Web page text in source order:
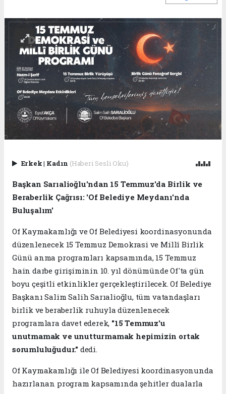
Erkek| Kadın (Haberi Sesli Oku)
Başkan Sarıalioğlu'ndan 15 Temmuz'da Birlik ve
Beraberlik Çağrısı: 'Of Belediye Meydanı'nda
Buluşalım'
Of Kaymakamlığı ve Of Belediyesi koordinasyonunda
düzenlenecek 15 Temmuz Demokrasi ve Millî Birlik
Günü anma programları kapsamında, 15 Temmuz
hain darbe girişiminin 10. yıl dönümünde Of'ta gün
boyu çeşitli etkinlikler gerçekleştirilecek. Of Belediye
Başkanı Salim Salih Sarıalioğlu, tüm vatandaşları
birlik ve beraberlik ruhuyla düzenlenecek
programlara davet ederek, "15 Temmuz'u
unutmamak ve unutturmamak hepimizin ortak
sorumluluğudur." dedi.
Of Kaymakamlığı ile Of Belediyesi koordinasyonunda
hazırlanan program kapsamında şehitler dualarla